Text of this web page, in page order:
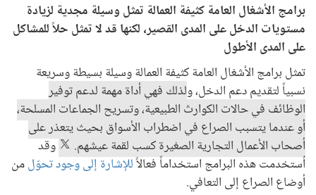
برامج الأشغال العامة كثيفة العمالة تمثل وسيلة مجدية لزيادة
مستويات الدخل على المدى القصير، لكنها قد لا تمثل حلاً للمشاكل
على المدى الأطول
تمثل برامج الأشغال العامة كثيفة العمالة وسيلة بسيطة وسريعة
نسبياً لتقديم دعم الدخل، ولذلك فهي أداة مهمة لدعم توفير
الوظائف في حالات الكوارث الطبيعية، وتسريح الجماعات المسلحة،
أو عندما يتسبب الصراع في اضطراب الأسواق بحيث يتعذر على
أصحاب الأعمال التجارية الصغيرة كسب لقمة عيشهم.
وقد
اُستخدمت هذه البرامج استخداماً فعالاًللإشارة إلى وجود تحوّلمن
أوضاع الصراع إلى التعافي.